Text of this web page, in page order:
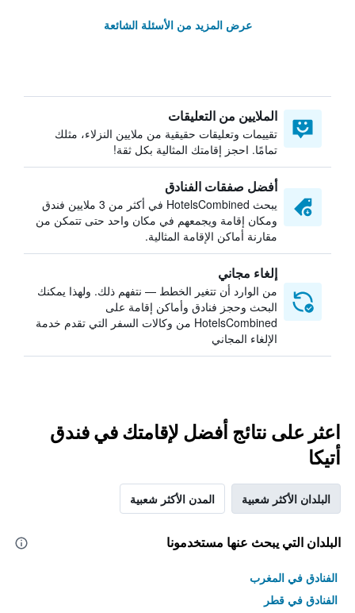
عرض المزيد من الأسئلة الشائعة
الملايين من التعليقات
تقييمات وتعليقات حقيقية من ملايين النزلاء، مثلك
تمامًا. احجز إقامتك المثالية بكل ثقة!
أفضل صفقات الفنادق
يبحث HotelsCombined في أكثر من 3 ملايين فندق
ومكان إقامة ويجمعهم في مكان واحد حتى تتمكن من
مقارنة أماكن الإقامة المثالية.
إلغاء مجاني
من الوارد أن تتغير الخطط — نتفهم ذلك. ولهذا يمكنك
البحث وحجز فنادق وأماكن إقامة على
HotelsCombined من وكالات السفر التي تقدم خدمة
الإلغاء المجاني
اعثر على نتائج أفضل لإقامتك في فندق
أتيكا
البلدان الأكثر شعبية المدن الأكثر شعبية
البلدان التي يبحث عنها مستخدمونا
الفنادق في المغرب
الفنادق في قطر